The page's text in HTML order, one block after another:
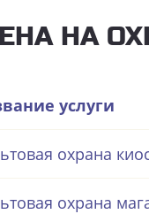
НА
услуги
охрана
охрана